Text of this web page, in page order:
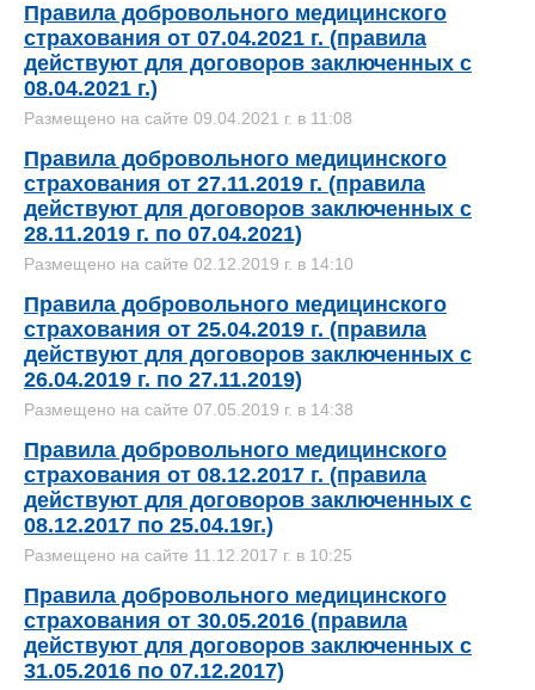
Правила добровольного медицинского
страхования от 07.04.2021 г. (правила
действуют для договоров заключенных с
08.04.2021 г.)
Размещено на сайте 09.04.2021 г. в 11:08
Правила добровольного медицинского
страхования от 27.11.2019 г. (правила
действуют для договоров заключенных с
28.11.2019 г. по 07.04.2021)
Размещено на сайте 02.12.2019 г. в 14:10
Правила добровольного медицинского
страхования от 25.04.2019 г. (правила
действуют для договоров заключенных с
26.04.2019 г. по 27.11.2019)
Размещено на сайте 07.05.2019 г. в 14:38
Правила добровольного медицинского
страхования от 08.12.2017 г. (правила
действуют для договоров заключенных с
08.12.2017 по 25.04.19г.)
Размещено на сайте 11.12.2017 г. в 10:25
Правила добровольного медицинского
страхования от 30.05.2016 (правила
действуют для договоров заключенных с
31.05.2016 по 07.12.2017)